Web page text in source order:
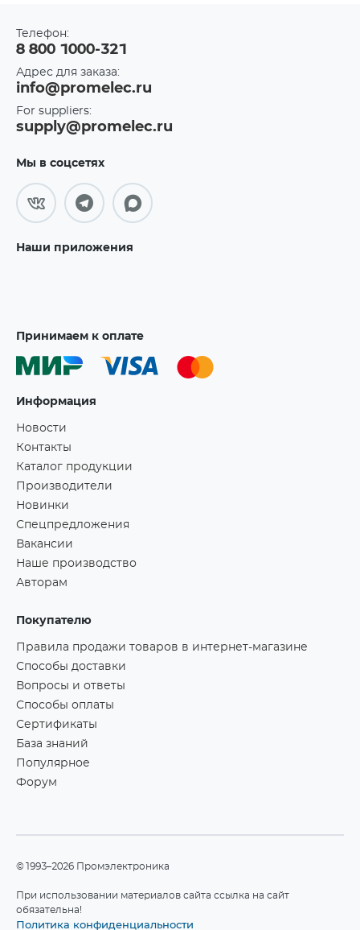
Телефон:
8 800 1000-321
Адрес для заказа:
info@promelec.ru
For suppliers:
supply@promelec.ru
Мы в соцсетях
Наши приложения
Принимаем к оплате
Информация
Новости
Контакты
Каталог продукции
Производители
Новинки
Спецпредложения
Вакансии
Наше производство
Авторам
Покупателю
Правила продажи товаров в интернет-магазине
Способы доставки
Вопросы и ответы
Способы оплаты
Сертификаты
База знаний
Популярное
Форум
©1993–2026 Промэлектроника
При использовании материалов сайта ссылка на сайт
обязательна!
Политика конфиденциальности